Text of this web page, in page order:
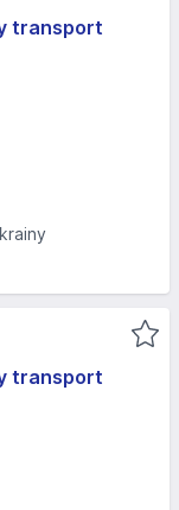
transport
transport